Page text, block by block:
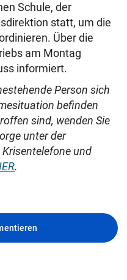
Schule, der
statt, um die
Über die
am Montag
informiert.
Person sich
befinden
sind, wenden Sie
unter der
und
.